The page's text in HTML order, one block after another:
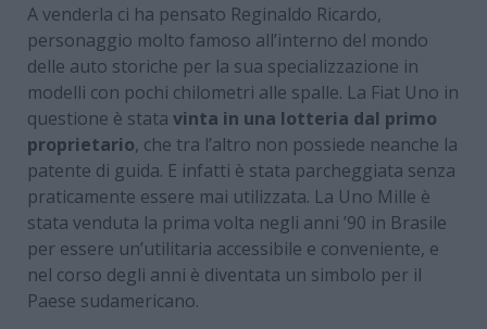
A venderla ci ha pensato Reginaldo Ricardo,
personaggio molto famoso all’interno del mondo
delle auto storiche per la sua specializzazione in
modelli con pochi chilometri alle spalle. La Fiat Uno in
questione è stata vinta in una lotteria dal primo
proprietario, che tra l’altro non possiede neanche la
patente di guida. E infatti è stata parcheggiata senza
praticamente essere mai utilizzata. La Uno Mille è
stata venduta la prima volta negli anni ’90 in Brasile
per essere un’utilitaria accessibile e conveniente, e
nel corso degli anni è diventata un simbolo per il
Paese sudamericano.